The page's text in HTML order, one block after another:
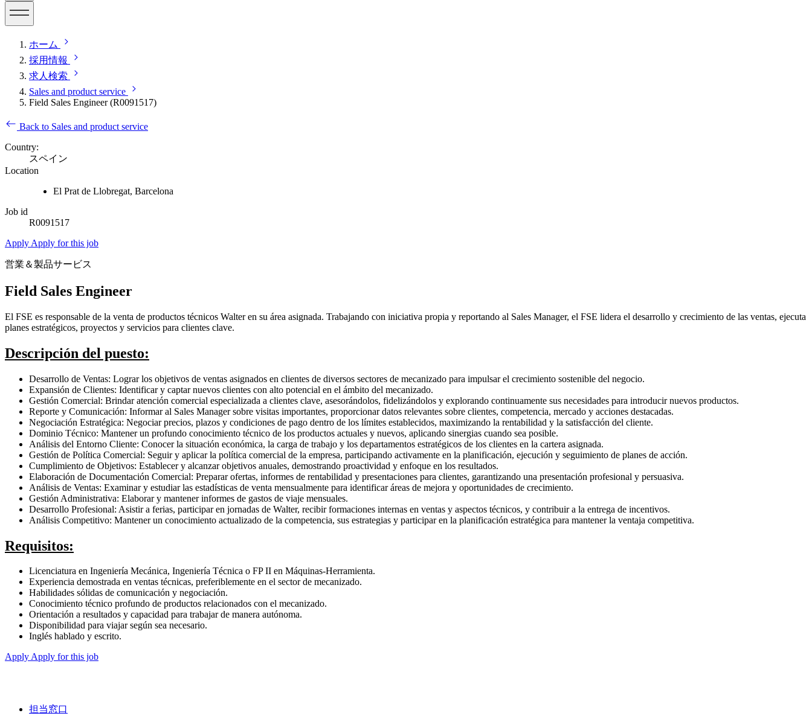
ホーム
採用情報
求人検索
Sales and product service
Field Sales Engineer (R0091517)
Back to Sales and product service
Country:
スペイン
Location
El Prat de Llobregat, Barcelona
Job id
R0091517
Apply Apply for this job
営業＆製品サービス
Field Sales Engineer
El FSE es responsable de la venta de productos técnicos Walter en su área asignada. Trabajando con iniciativa propia y reportando al Sales Manager, el FSE lidera el desarrollo y crecimiento de las ventas, ejecuta
planes estratégicos, proyectos y servicios para clientes clave.
Descripción del puesto:
Desarrollo de Ventas: Lograr los objetivos de ventas asignados en clientes de diversos sectores de mecanizado para impulsar el crecimiento sostenible del negocio.
Expansión de Clientes: Identificar y captar nuevos clientes con alto potencial en el ámbito del mecanizado.
Gestión Comercial: Brindar atención comercial especializada a clientes clave, asesorándolos, fidelizándolos y explorando continuamente sus necesidades para introducir nuevos productos.
Reporte y Comunicación: Informar al Sales Manager sobre visitas importantes, proporcionar datos relevantes sobre clientes, competencia, mercado y acciones destacadas.
Negociación Estratégica: Negociar precios, plazos y condiciones de pago dentro de los límites establecidos, maximizando la rentabilidad y la satisfacción del cliente.
Dominio Técnico: Mantener un profundo conocimiento técnico de los productos actuales y nuevos, aplicando sinergias cuando sea posible.
Análisis del Entorno Cliente: Conocer la situación económica, la carga de trabajo y los departamentos estratégicos de los clientes en la cartera asignada.
Gestión de Política Comercial: Seguir y aplicar la política comercial de la empresa, participando activamente en la planificación, ejecución y seguimiento de planes de acción.
Cumplimiento de Objetivos: Establecer y alcanzar objetivos anuales, demostrando proactividad y enfoque en los resultados.
Elaboración de Documentación Comercial: Preparar ofertas, informes de rentabilidad y presentaciones para clientes, garantizando una presentación profesional y persuasiva.
Análisis de Ventas: Examinar y estudiar las estadísticas de venta mensualmente para identificar áreas de mejora y oportunidades de crecimiento.
Gestión Administrativa: Elaborar y mantener informes de gastos de viaje mensuales.
Desarrollo Profesional: Asistir a ferias, participar en jornadas de Walter, recibir formaciones internas en ventas y aspectos técnicos, y contribuir a la entrega de incentivos.
Análisis Competitivo: Mantener un conocimiento actualizado de la competencia, sus estrategias y participar en la planificación estratégica para mantener la ventaja competitiva.
Requisitos:
Licenciatura en Ingeniería Mecánica, Ingeniería Técnica o FP II en Máquinas-Herramienta.
Experiencia demostrada en ventas técnicas, preferiblemente en el sector de mecanizado.
Habilidades sólidas de comunicación y negociación.
Conocimiento técnico profundo de productos relacionados con el mecanizado.
Orientación a resultados y capacidad para trabajar de manera autónoma.
Disponibilidad para viajar según sea necesario.
Inglés hablado y escrito.
ApplyApply for this job
担当窓口